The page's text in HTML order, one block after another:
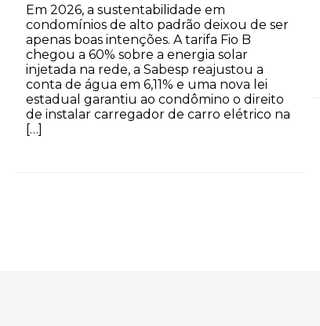
Em 2026, a sustentabilidade em
condomínios de alto padrão deixou de ser
apenas boas intenções. A tarifa Fio B
chegou a 60% sobre a energia solar
injetada na rede, a Sabesp reajustou a
conta de água em 6,11% e uma nova lei
estadual garantiu ao condômino o direito
de instalar carregador de carro elétrico na
[…]